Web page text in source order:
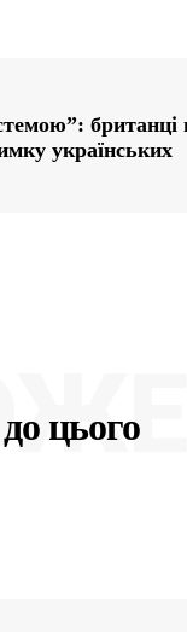
британці
українських
цього